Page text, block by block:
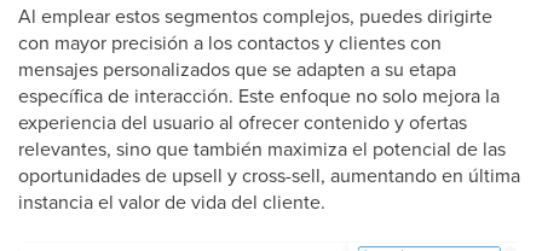
Al emplear estos segmentos complejos, puedes dirigirte
con mayor precisión a los contactos y clientes con
mensajes personalizados que se adapten a su etapa
específica de interacción. Este enfoque no solo mejora la
experiencia del usuario al ofrecer contenido y ofertas
relevantes, sino que también maximiza el potencial de las
oportunidades de upsell y cross-sell, aumentando en última
instancia el valor de vida del cliente.